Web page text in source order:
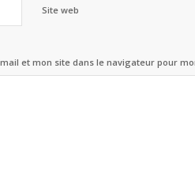
Site web
et mon site dans le navigateur pour